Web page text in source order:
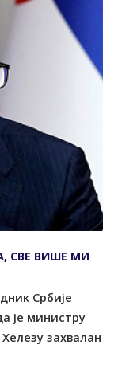
СВЕ ВИШЕ МИ
Србије
је министру
захвалан